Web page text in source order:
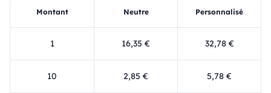
Montant Neutre Personnalisé
1 16,35 € 32,78 €
10 2,85 € 5,78 €